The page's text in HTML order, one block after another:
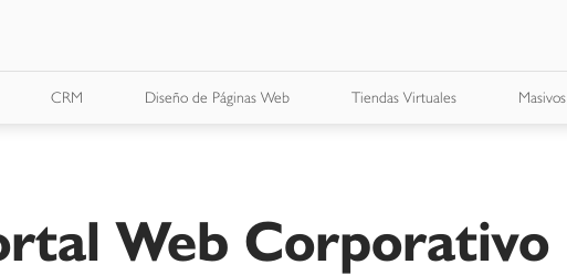
CRM Diseño de Páginas Web Tiendas Virtuales Masivos
Web Corporativo